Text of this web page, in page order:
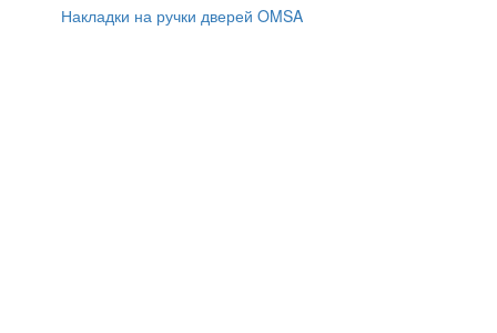
Накладки на ручки дверей OMSA